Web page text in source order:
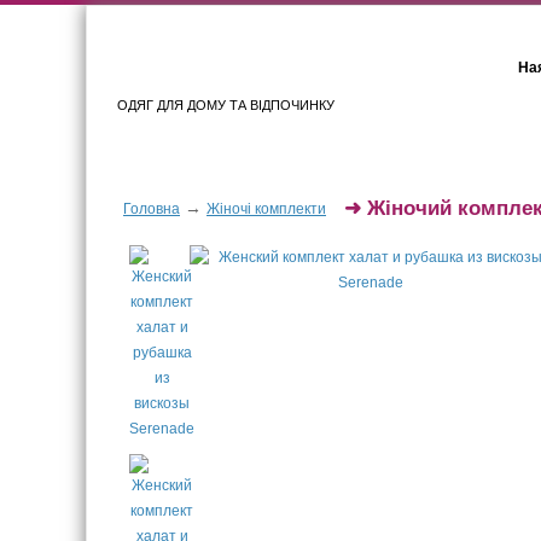
ОДЯГ ДЛЯ ДОМУ ТА ВІДПОЧИНКУ
Головна → Жіночі комплекти ➜ Жіночий